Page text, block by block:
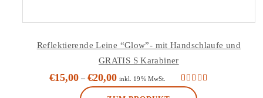
Reflektierende Leine “Glow”- mit Handschlaufe und
GRATIS S Karabiner
Bewertet mit
€15,00– €20,00 inkl. 19% MwSt.